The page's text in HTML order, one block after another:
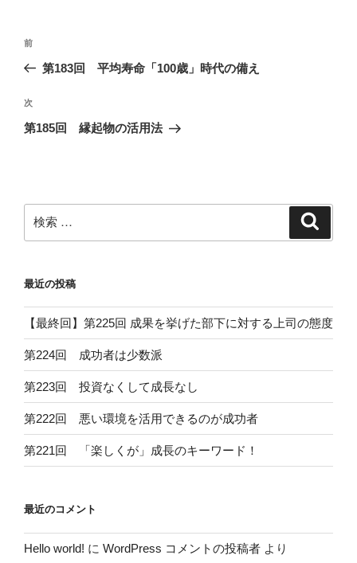
投
ビ
ゲ
ン
過
去
投
稿
前
第183回 平均寿命「100歳」時代の備え
次
の
次
第185回 縁起物の活用法
検
索:
最近の投稿
【最終回】第225回 成果を挙げた部下に対する上司の態度
第224回 成功者は少数派
第223回 投資なくして成長なし
第222回 悪い環境を活用できるのが成功者
第221回 「楽しくが」成長のキーワード！
最近のコメント
Hello world! に WordPress コメントの投稿者 より